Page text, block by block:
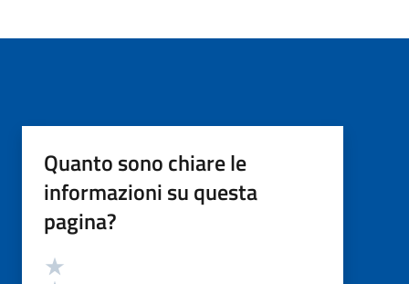
Quanto sono chiare le
informazioni su questa
pagina?
Valutazione